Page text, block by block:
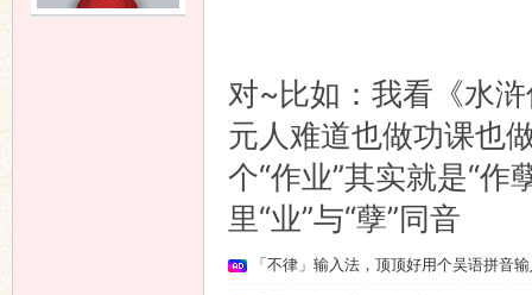
对~比如：我看《水
元人难道也做功课也
个“作业”其实就是“
里“业”与“孽”同音
「不律」输入法，顶顶好用个吴语拼音